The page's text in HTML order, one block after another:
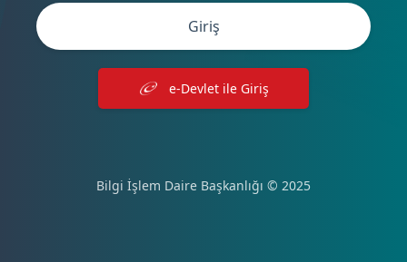
Giriş
e-Devlet ile Giriş
Bilgi İşlem Daire Başkanlığı © 2025